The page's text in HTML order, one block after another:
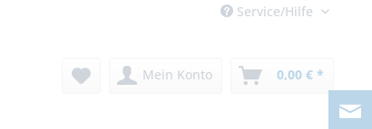
Service/Hilfe
Mein Konto 0,00 € *